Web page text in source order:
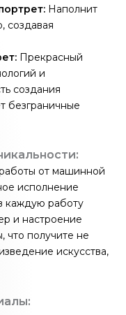
Наполнит
создавая
Прекрасный
и
создания
безграничные
от машинной
исполнение
каждую работу
и настроение
что получите не
искусства,